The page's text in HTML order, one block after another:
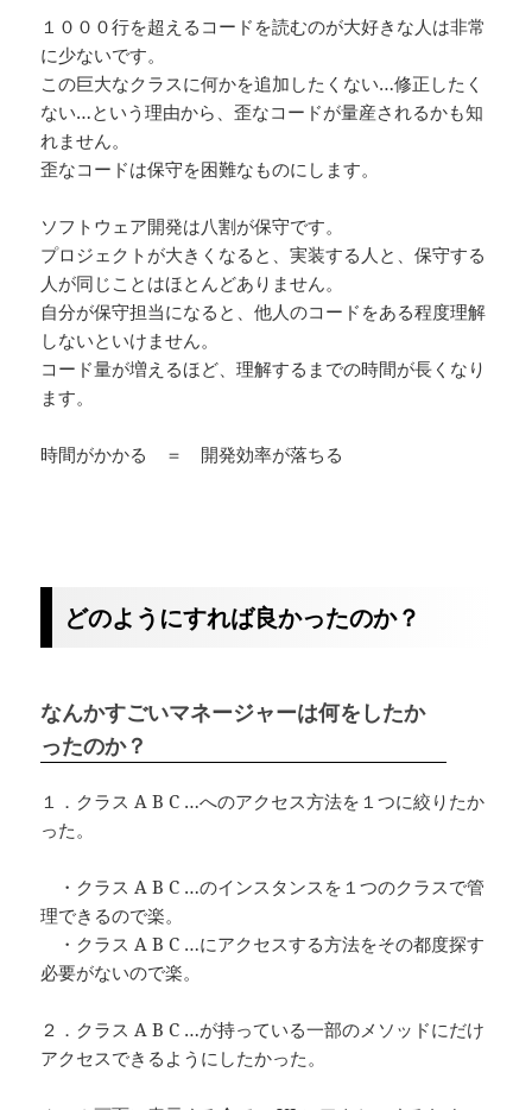
１０００行を超えるコードを読むのが大好きな人は非常
に少ないです。
この巨大なクラスに何かを追加したくない…修正したく
ない…という理由から、歪なコードが量産されるかも知
れません。
歪なコードは保守を困難なものにします。
ソフトウェア開発は八割が保守です。
プロジェクトが大きくなると、実装する人と、保守する
人が同じことはほとんどありません。
自分が保守担当になると、他人のコードをある程度理解
しないといけません。
コード量が増えるほど、理解するまでの時間が長くなり
ます。
時間がかかる ＝ 開発効率が落ちる
どのようにすれば良かったのか？
なんかすごいマネージャーは何をしたか
ったのか？
１．クラス A B C …へのアクセス方法を１つに絞りたか
った。
・クラス A B C …のインスタンスを１つのクラスで管
理できるので楽。
・クラス A B C …にアクセスする方法をその都度探す
必要がないので楽。
２．クラス A B C …が持っている一部のメソッドにだけ
アクセスできるようにしたかった。